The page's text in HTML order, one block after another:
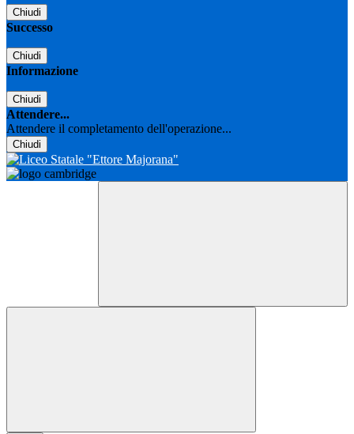
Chiudi
Successo
Chiudi
Informazione
Chiudi
Attendere...
Attendere il completamento dell'operazione...
Chiudi